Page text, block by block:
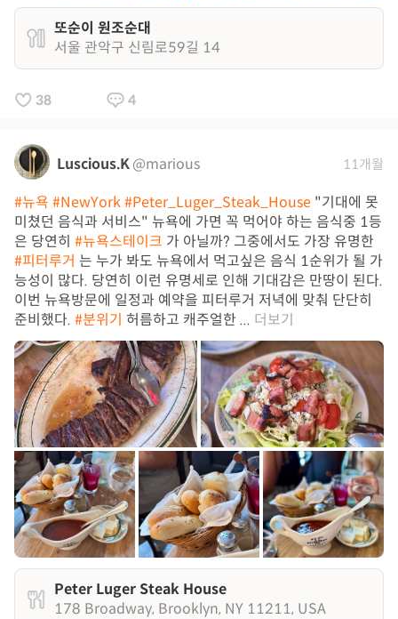
또순이 원조순대
서울 관악구 신림로59길 14
38 4
Luscious.K@marious 11개월
#뉴욕 #NewYork#Peter_Luger_Steak_House "기대에 못
미쳤던 음식과 서비스" 뉴욕에 가면 꼭 먹어야 하는 음식중 1등
은 당연히 #뉴욕스테이크 가 아닐까? 그중에서도 가장 유명한
#피터루거 는 누가 봐도 뉴욕에서 먹고싶은 음식 1순위가 될 가
능성이 많다. 당연히 이런 유명세로 인해 기대감은 만땅이 된다.
이번 뉴욕방문에 일정과 예약을 피터루거 저녁에 맞춰 단단히
준비했다. #분위기 허름하고 캐주얼한 ... 더보기
Peter Luger Steak House
178 Broadway, Brooklyn, NY 11211, USA